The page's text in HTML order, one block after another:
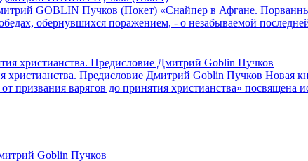
GOBLIN Пучков (Покет) «Снайпер в Афгане.
обернувшихся поражением, - о незабываемой
христианства. Предисловие Дмитрий Goblin Пучков Новая
призвания варягов до принятия христианства» посвящена